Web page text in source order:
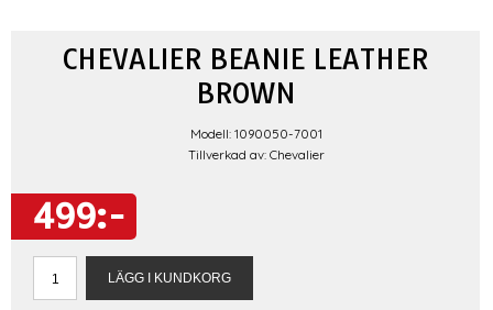
CHEVALIER BEANIE LEATHER
BROWN
Modell: 1090050-7001
Tillverkad av: Chevalier
499:-